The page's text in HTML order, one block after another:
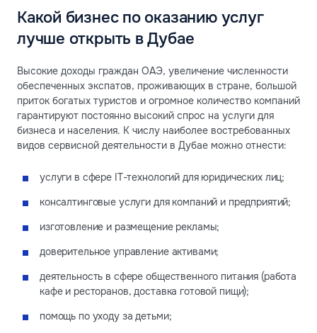
Какой бизнес по оказанию услуг
лучше открыть в Дубае
Высокие доходы граждан ОАЭ, увеличение численности
обеспеченных экспатов, проживающих в стране, большой
приток богатых туристов и огромное количество компаний
гарантируют постоянно высокий спрос на услуги для
бизнеса и населения. К числу наиболее востребованных
видов сервисной деятельности в Дубае можно отнести:
услуги в сфере IT-технологий для юридических лиц;
консалтинговые услуги для компаний и предприятий;
изготовление и размещение рекламы;
доверительное управление активами;
деятельность в сфере общественного питания (работа
кафе и ресторанов, доставка готовой пищи);
помощь по уходу за детьми;